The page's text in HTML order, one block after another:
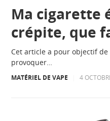
Ma cigarette
crépite, que
Cet article a pour objectif
provoquer…
MATÉRIEL DE VAPE 4